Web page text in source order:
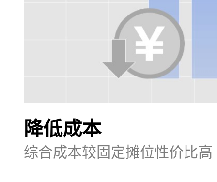
降低成本
综合成本较固定摊位性价比高